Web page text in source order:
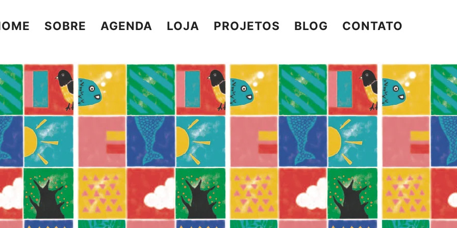
SOBRE AGENDA LOJA PROJETOS BLOG CONTATO